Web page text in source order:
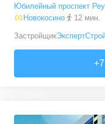
Юбилейный проспект
Новокосино
12 мин.
Застройщик